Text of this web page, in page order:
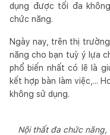
dụng được tối đa
chức năng.
Ngày nay, trên thị
năng cho bạn tuỳ ý lựa
phổ biến nhất có lẽ là
kết hợp bàn làm việc,...
không sử dụng.
Nội thất đa chức